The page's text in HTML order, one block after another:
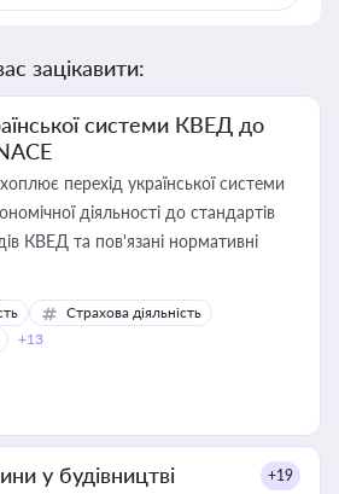
зацікавити:
системи КВЕД до
перехід української системи
діяльності до стандартів
КВЕД та пов'язані нормативні
Страхова діяльність
+13
у будівництві +19